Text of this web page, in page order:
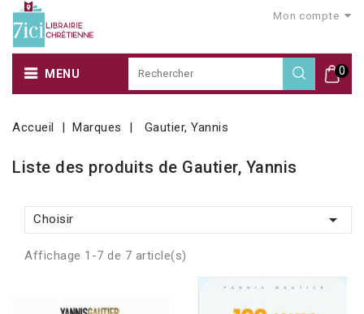
Mon compte
0
MENU
Accueil Marques Gautier, Yannis
Liste des produits de Gautier, Yannis
Choisir 
Affichage 1-7 de 7 article(s)